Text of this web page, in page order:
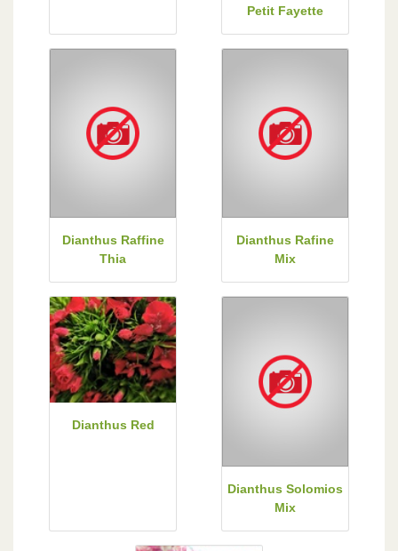
Petit Fayette
Dianthus Raffine
Thia
Dianthus Rafine
Mix
Dianthus Red
Dianthus Solomios
Mix